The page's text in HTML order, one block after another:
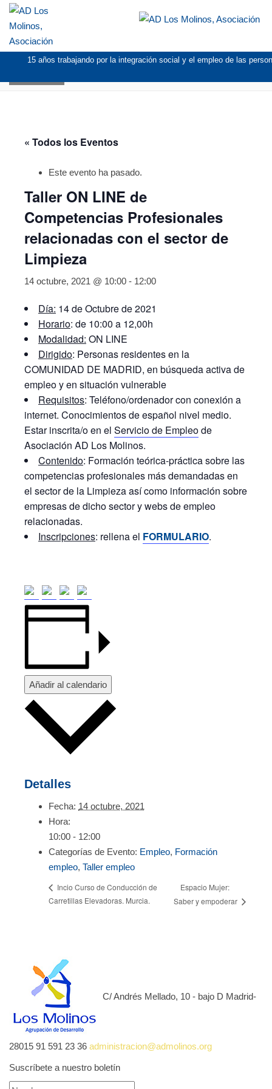
15 años trabajando por la integración social y el empleo de las
« Todos los Eventos
Este evento ha pasado.
Taller ON LINE de
Competencias Profesionales
relacionadas con el sector de
Limpieza
14 octubre, 2021 @ 10:00 - 12:00
Día: 14 de Octubre de 2021
Horario: de 10:00 a 12,00h
Modalidad: ON LINE
Dirigido: Personas residentes en la
COMUNIDAD DE MADRID, en búsqueda activa de
empleo y en situación vulnerable
Requisitos: Teléfono/ordenador con conexión a
internet. Conocimientos de español nivel medio.
Estar inscrita/o en el Servicio de Empleode
Asociación AD Los Molinos.
Contenido: Formación teórica-práctica sobre las
competencias profesionales más demandadas en
el sector de la Limpieza así como información sobre
empresas de dicho sector y webs de empleo
relacionadas.
Inscripciones: rellena el FORMULARIO.
Añadir al calendario
Detalles
Fecha: 14 octubre, 2021
Hora:
10:00 - 12:00
Categorías de Evento: Empleo, Formación
empleo, Taller empleo
Incio Curso de Conducción de
Carretillas Elevadoras. Murcia.
Espacio Mujer:
Saber y empoderar
C/ Andrés Mellado, 10 - bajo D Madrid-
28015 91 591 23 36 administracion@admolinos.org
Suscríbete a nuestro boletín